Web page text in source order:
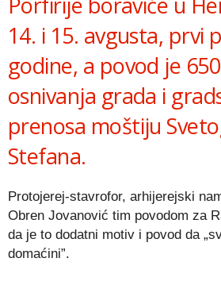
14. i 15. avgusta, prvi
godine, a povod je
osnivanja grada i
prenosa moštiju
Stefana.
Protojerej-stavrofor, arhijerejski
Obren Jovanović tim povodom za
da je to dodatni motiv i povod da
domaćini”.